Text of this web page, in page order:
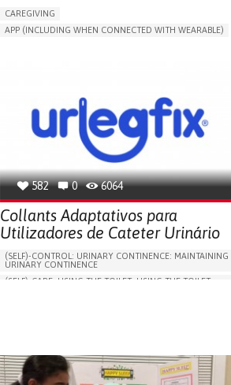
CAREGIVING
APP (INCLUDING WHEN CONNECTED WITH WEARABLE)
582 0 6064
Collants Adaptativos para
Utilizadores de Cateter Urinário
(SELF)-CONTROL: URINARY CONTINENCE: MAINTAINING
URINARY CONTINENCE
(SELF)-CARE: USING THE TOILET: USING THE TOILET
URINE LEAKAGE WITH COUGHING OR SNEEZING
(STRESS INCONTINENCE)